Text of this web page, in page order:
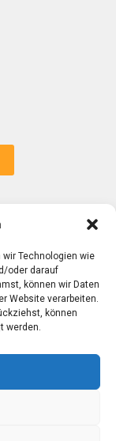
Technologien wie
oder darauf
können wir Daten
Website verarbeiten.
können
werden.